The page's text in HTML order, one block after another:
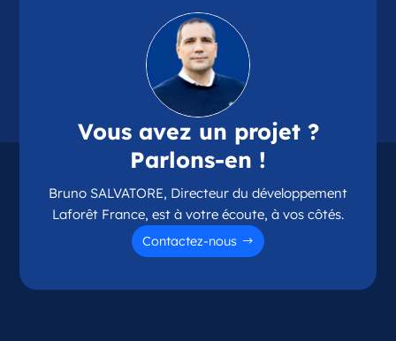
Opportunité d’ouverture à Chamalières
Chamalières Auvergne-Rhône-Alpes
France
: 63075
Plus d'infos
Candidater
Vous avez un projet ?
Parlons-en !
Bruno SALVATORE, Directeur du développement
Laforêt France, est à votre écoute, à vos côtés.
Contactez-nous